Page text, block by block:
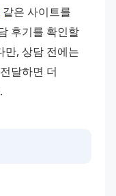
같은 사이트를
후기를 확인할
만, 상담 전에는
달하면 더